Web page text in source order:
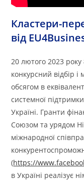
Кластери-
від
20 лютого 2023 року
конкурсний відбір
обсягом в
системної
Україні. Гранти
Союзом та урядом
міжнародної
(https://
в Україні реалізує